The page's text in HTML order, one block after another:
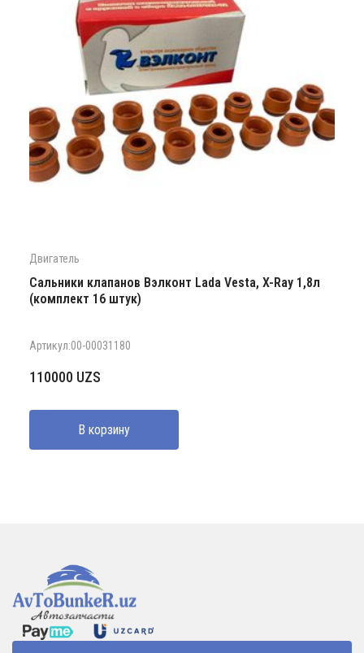
Двигатель
Сальники клапанов Вэлконт Lada Vesta, X-Ray 1,8л
(комплект 16 штук)
Артикул:00-00031180
110000 UZS
В корзину